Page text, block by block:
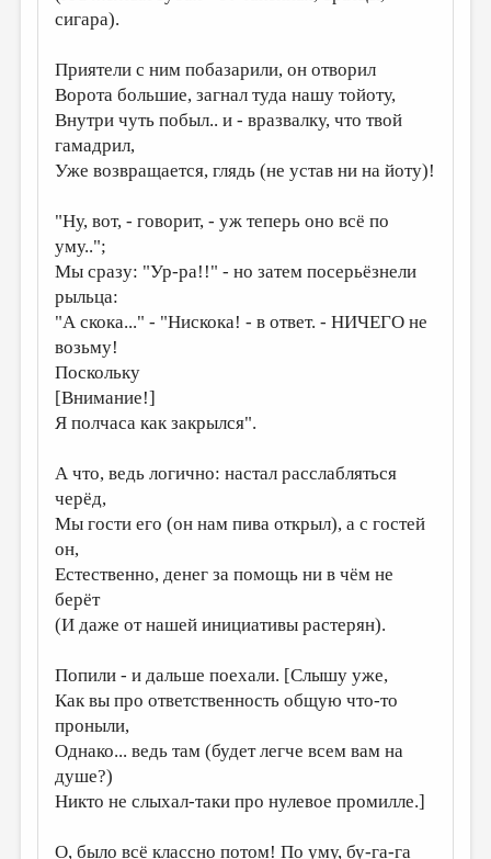
сигара).
Приятели с ним побазарили, он отворил
Ворота большие, загнал туда нашу тойоту,
Внутри чуть побыл.. и - вразвалку, что твой
гамадрил,
Уже возвращается, глядь (не устав ни на йоту)!
"Ну, вот, - говорит, - уж теперь оно всё по
уму..";
Мы сразу: "Ур-ра!!" - но затем посерьёзнели
рыльца:
"А скока..." - "Нискока! - в ответ. - НИЧЕГО не
возьму!
Поскольку
[Внимание!]
Я полчаса как закрылся".
А что, ведь логично: настал расслабляться
черёд,
Мы гости его (он нам пива открыл), а с гостей
он,
Естественно, денег за помощь ни в чём не
берёт
(И даже от нашей инициативы растерян).
Попили - и дальше поехали. [Слышу уже,
Как вы про ответственность общую что-то
проныли,
Однако... ведь там (будет легче всем вам на
душе?)
Никто не слыхал-таки про нулевое промилле.]
О, было всё классно потом! По уму, бу-га-га